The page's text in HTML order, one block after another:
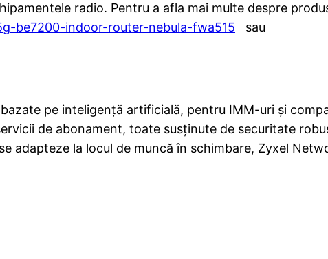
radio. Pentru a afla mai multe despre
be7200-indoor-router-nebula-fwa515
sau
pe inteligență artificială, pentru IMM-uri și
de abonament, toate susținute de securitate
adapteze la locul de muncă în schimbare, Zyxel